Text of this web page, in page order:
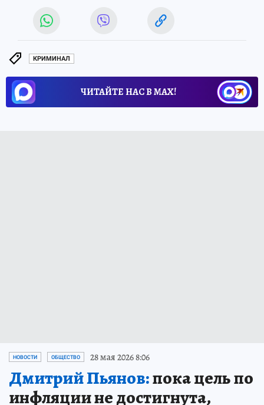
КРИМИНАЛ
ЧИТАЙТЕ НАС В МАХ!
НОВОСТИ ОБЩЕСТВО 28 мая 2026 8:06
Дмитрий Пьянов:пока цель по
инфляции не достигнута,